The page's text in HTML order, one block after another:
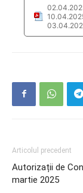
Articolul precedent
Autorizații de
martie 2025